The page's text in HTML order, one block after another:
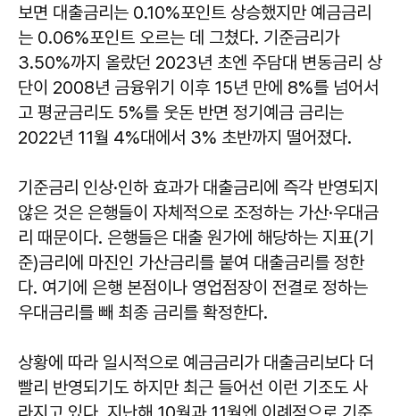
보면 대출금리는 0.10%포인트 상승했지만 예금금리
는 0.06%포인트 오르는 데 그쳤다. 기준금리가
3.50%까지 올랐던 2023년 초엔 주담대 변동금리 상
단이 2008년 금융위기 이후 15년 만에 8%를 넘어서
고 평균금리도 5%를 웃돈 반면 정기예금 금리는
2022년 11월 4%대에서 3% 초반까지 떨어졌다.
기준금리 인상·인하 효과가 대출금리에 즉각 반영되지
않은 것은 은행들이 자체적으로 조정하는 가산·우대금
리 때문이다. 은행들은 대출 원가에 해당하는 지표(기
준)금리에 마진인 가산금리를 붙여 대출금리를 정한
다. 여기에 은행 본점이나 영업점장이 전결로 정하는
우대금리를 빼 최종 금리를 확정한다.
상황에 따라 일시적으로 예금금리가 대출금리보다 더
빨리 반영되기도 하지만 최근 들어선 이런 기조도 사